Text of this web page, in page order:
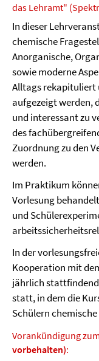
das Lehramt"
In dieser
chemische
Anorganische,
sowie moderne
Alltags rekapituliert
aufgezeigt werden,
und interessant zu
des
Zuordnung zu den
werden.
Im Praktikum
Vorlesung
und
In der
Kooperation mit
jährlich
statt, in dem die
Schülern
Vorankündigung
vorbehalten):